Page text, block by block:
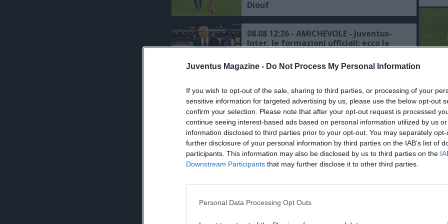
Juventus Magazine - Do Not Process My Personal Information
If you wish to opt-out of the sale, sharing to third parties, or processing of your
sensitive information for targeted advertising by us, please use the below opt-out
confirm your selection. Please note that after your opt-out request is processed
continue seeing interest-based ads based on personal information utilized by us
information disclosed to third parties prior to your opt-out. You may separately
further disclosure of your personal information by third parties on the IAB’s list of
participants. This information may also be disclosed by us to third parties on the
Downstream Participants that may further disclose it to other third parties.
Personal Data Processing Opt Outs
Diouf
08.08 12:26 - AMICHEVOLE - Juventus-
Inter, le formazioni ufficiali: ecco le
Inter, le probabili formazioni:
Alajbegovic dal 1'
08.08 09:58 - CDS - Juventus-Lucumi,
Cabal la chiave per sbloccare la
trattativa con il Bologna
fatto la scelta migliore per la mia
del